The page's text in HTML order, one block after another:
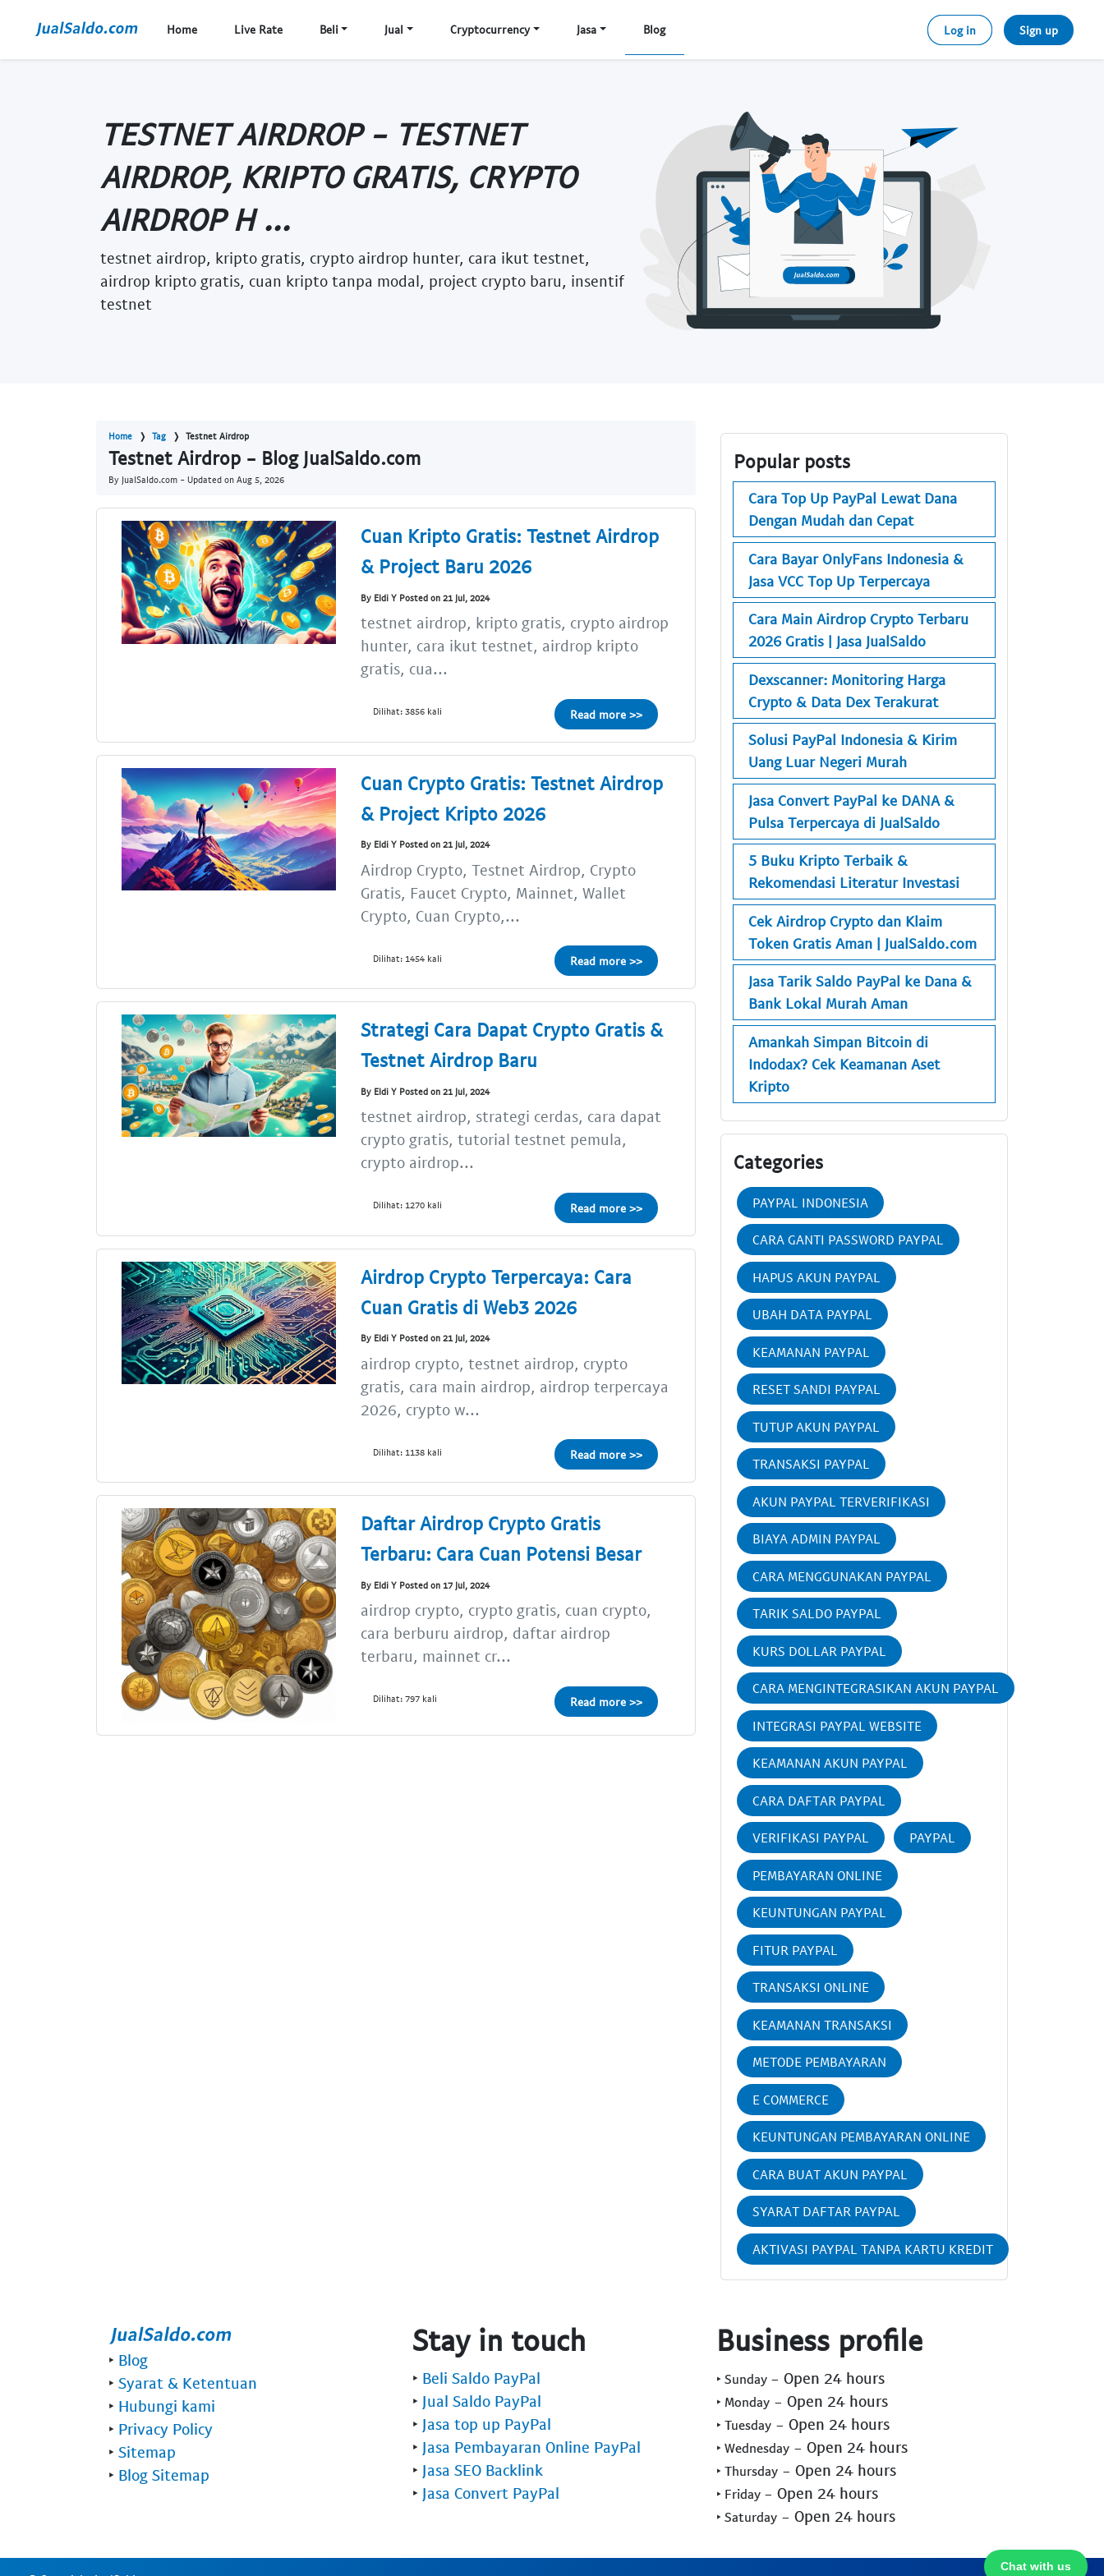
Home Live Rate Beli Jual Cryptocurrency Jasa Blog Log in Sign up
TESTNET AIRDROP - TESTNET
AIRDROP, KRIPTO GRATIS, CRYPTO
AIRDROP H ...
testnet airdrop, kripto gratis, crypto airdrop hunter, cara ikut testnet,
airdrop kripto gratis, cuan kripto tanpa modal, project crypto baru, insentif
testnet
Home Tag Testnet Airdrop
Testnet Airdrop - Blog JualSaldo.com
By JualSaldo.com - Updated on Aug 5, 2026
Cuan Kripto Gratis: Testnet Airdrop
& Project Baru 2026
By Eldi Y Posted on 21 Jul, 2024
testnet airdrop, kripto gratis, crypto airdrop
hunter, cara ikut testnet, airdrop kripto
gratis, cua...
Dilihat: 3856 kali Read more >>
Cuan Crypto Gratis: Testnet Airdrop
& Project Kripto 2026
By Eldi Y Posted on 21 Jul, 2024
Airdrop Crypto, Testnet Airdrop, Crypto
Gratis, Faucet Crypto, Mainnet, Wallet
Crypto, Cuan Crypto,...
Dilihat: 1454 kali Read more >>
Strategi Cara Dapat Crypto Gratis &
Testnet Airdrop Baru
By Eldi Y Posted on 21 Jul, 2024
testnet airdrop, strategi cerdas, cara dapat
crypto gratis, tutorial testnet pemula,
crypto airdrop...
Dilihat: 1270 kali Read more >>
Airdrop Crypto Terpercaya: Cara
Cuan Gratis di Web3 2026
By Eldi Y Posted on 21 Jul, 2024
airdrop crypto, testnet airdrop, crypto
gratis, cara main airdrop, airdrop terpercaya
2026, crypto w...
Dilihat: 1138 kali Read more >>
Daftar Airdrop Crypto Gratis
Terbaru: Cara Cuan Potensi Besar
By Eldi Y Posted on 17 Jul, 2024
airdrop crypto, crypto gratis, cuan crypto,
cara berburu airdrop, daftar airdrop
terbaru, mainnet cr...
Dilihat: 797 kali Read more >>
Popular posts
Cara Top Up PayPal Lewat Dana
Dengan Mudah dan Cepat
Cara Bayar OnlyFans Indonesia &
Jasa VCC Top Up Terpercaya
Cara Main Airdrop Crypto Terbaru
2026 Gratis | Jasa JualSaldo
Dexscanner: Monitoring Harga
Crypto & Data Dex Terakurat
Solusi PayPal Indonesia & Kirim
Uang Luar Negeri Murah
Jasa Convert PayPal ke DANA &
Pulsa Terpercaya di JualSaldo
5 Buku Kripto Terbaik &
Rekomendasi Literatur Investasi
Cek Airdrop Crypto dan Klaim
Token Gratis Aman | JualSaldo.com
Jasa Tarik Saldo PayPal ke Dana &
Bank Lokal Murah Aman
Amankah Simpan Bitcoin di
Indodax? Cek Keamanan Aset
Kripto
Categories
PAYPAL INDONESIA
CARA GANTI PASSWORD PAYPAL
HAPUS AKUN PAYPAL
UBAH DATA PAYPAL
KEAMANAN PAYPAL
RESET SANDI PAYPAL
TUTUP AKUN PAYPAL
TRANSAKSI PAYPAL
AKUN PAYPAL TERVERIFIKASI
BIAYA ADMIN PAYPAL
CARA MENGGUNAKAN PAYPAL
TARIK SALDO PAYPAL
KURS DOLLAR PAYPAL
CARA MENGINTEGRASIKAN AKUN PAYPAL
INTEGRASI PAYPAL WEBSITE
KEAMANAN AKUN PAYPAL
CARA DAFTAR PAYPAL
VERIFIKASI PAYPAL PAYPAL
PEMBAYARAN ONLINE
KEUNTUNGAN PAYPAL
FITUR PAYPAL
TRANSAKSI ONLINE
KEAMANAN TRANSAKSI
METODE PEMBAYARAN
E COMMERCE
KEUNTUNGAN PEMBAYARAN ONLINE
CARA BUAT AKUN PAYPAL
SYARAT DAFTAR PAYPAL
AKTIVASI PAYPAL TANPA KARTU KREDIT
Chat with us
‣ Blog
‣ Syarat & Ketentuan
‣ Hubungi kami
‣ Privacy Policy
‣ Sitemap
‣ Blog Sitemap
Stay in touch
‣ Beli Saldo PayPal
‣ Jual Saldo PayPal
‣ Jasa top up PayPal
‣ Jasa Pembayaran Online PayPal
‣ Jasa SEO Backlink
‣ Jasa Convert PayPal
Business profile
‣ Sunday - Open 24 hours
‣ Monday - Open 24 hours
‣ Tuesday - Open 24 hours
‣ Wednesday - Open 24 hours
‣ Thursday - Open 24 hours
‣ Friday - Open 24 hours
‣ Saturday - Open 24 hours